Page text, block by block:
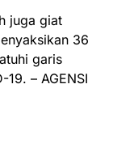
juga giat
36
garis
– AGENSI